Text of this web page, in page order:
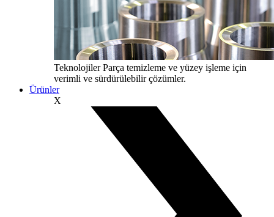
TeknolojilerParça temizleme ve yüzey işleme için
verimli ve sürdürülebilir çözümler.
Ürünler
X